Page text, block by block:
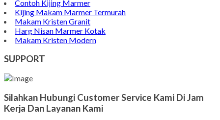
Contoh Kijing Marmer
Kijing Makam Marmer Termurah
Makam Kristen Granit
Harg Nisan Marmer Kotak
Makam Kristen Modern
SUPPORT
Silahkan Hubungi Customer Service Kami Di Jam
Kerja Dan Layanan Kami